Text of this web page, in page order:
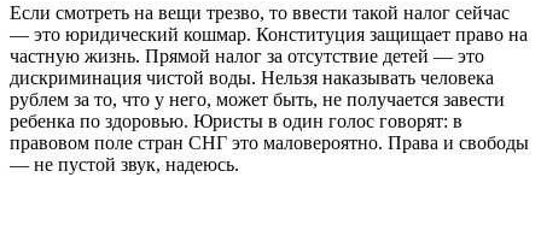
Если смотреть на вещи трезво, то ввести такой налог сейчас
— это юридический кошмар. Конституция защищает право на
частную жизнь. Прямой налог за отсутствие детей — это
дискриминация чистой воды. Нельзя наказывать человека
рублем за то, что у него, может быть, не получается завести
ребенка по здоровью. Юристы в один голос говорят: в
правовом поле стран СНГ это маловероятно. Права и свободы
— не пустой звук, надеюсь.